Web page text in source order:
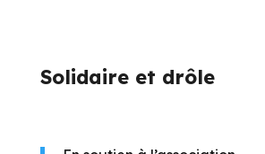
Solidaire et drôle